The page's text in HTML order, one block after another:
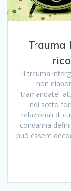
Trauma
Il trauma
non
“tramandate”
noi sotto
relazionali di
condanna
può essere